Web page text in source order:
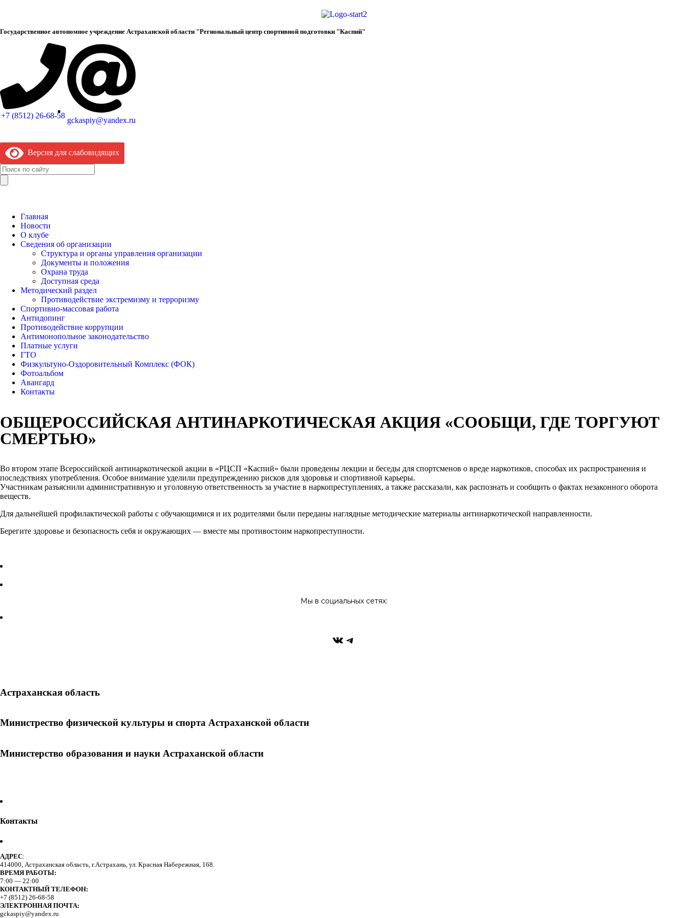
Государственное автономное учреждение Астраханской области "Региональный центр спортивной подготовки "Каспий"
+7 (8512) 26-68-58
gckaspiy@yandex.ru
Версия для слабовидящих
Главная
Новости
О клубе
Сведения об организации
Структура и органы управления организации
Документы и положения
Охрана труда
Доступная среда
Методический раздел
Противодействие экстремизму и терроризму
Спортивно-массовая работа
Антидопинг
Противодействие коррупции
Антимонопольное законодательство
Платные услуги
ГТО
Физкультуно-Оздоровительный Комплекс (ФОК)
Фотоальбом
Авангард
Контакты
ОБЩЕРОССИЙСКАЯ АНТИНАРКОТИЧЕСКАЯ АКЦИЯ «СООБЩИ, ГДЕ ТОРГУЮТ
СМЕРТЬЮ»
Во втором этапе Всероссийской антинаркотической акции в «РЦСП «Каспий» были проведены лекции и беседы для спортсменов о вреде наркотиков, способах их распространения и
последствиях употребления. Особое внимание уделили предупреждению рисков для здоровья и спортивной карьеры.
Участникам разъяснили административную и уголовную ответственность за участие в наркопреступлениях, а также рассказали, как распознать и сообщить о фактах незаконного оборота
веществ.
Для дальнейшей профилактической работы с обучающимися и их родителями были переданы наглядные методические материалы антинаркотической направленности.
Берегите здоровье и безопасность себя и окружающих — вместе мы противостоим наркопреступности.
Мы в социальных сетях:
Астраханская область
Министрество физической культуры и спорта Астраханской области
Министерство образования и науки Астраханской области
Контакты
АДРЕС:
414000, Астраханская область, г.Астрахань, ул. Красная Набережная, 168.
ВРЕМЯ РАБОТЫ:
7:00 — 22:00
КОНТАКТНЫЙ ТЕЛЕФОН:
+7 (8512) 26-68-58
ЭЛЕКТРОННАЯ ПОЧТА:
gckaspiy@yandex.ru